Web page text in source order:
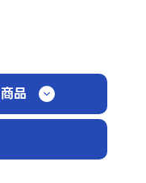
商品